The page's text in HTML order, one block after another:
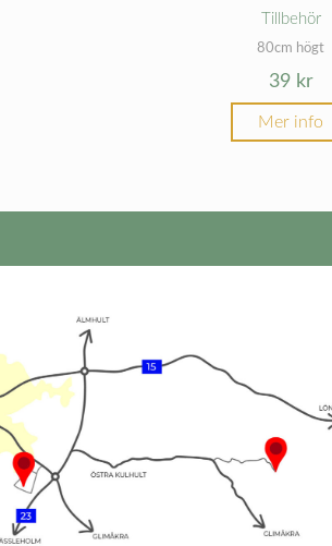
Tillbehör
80cm högt
39 kr
Mer info